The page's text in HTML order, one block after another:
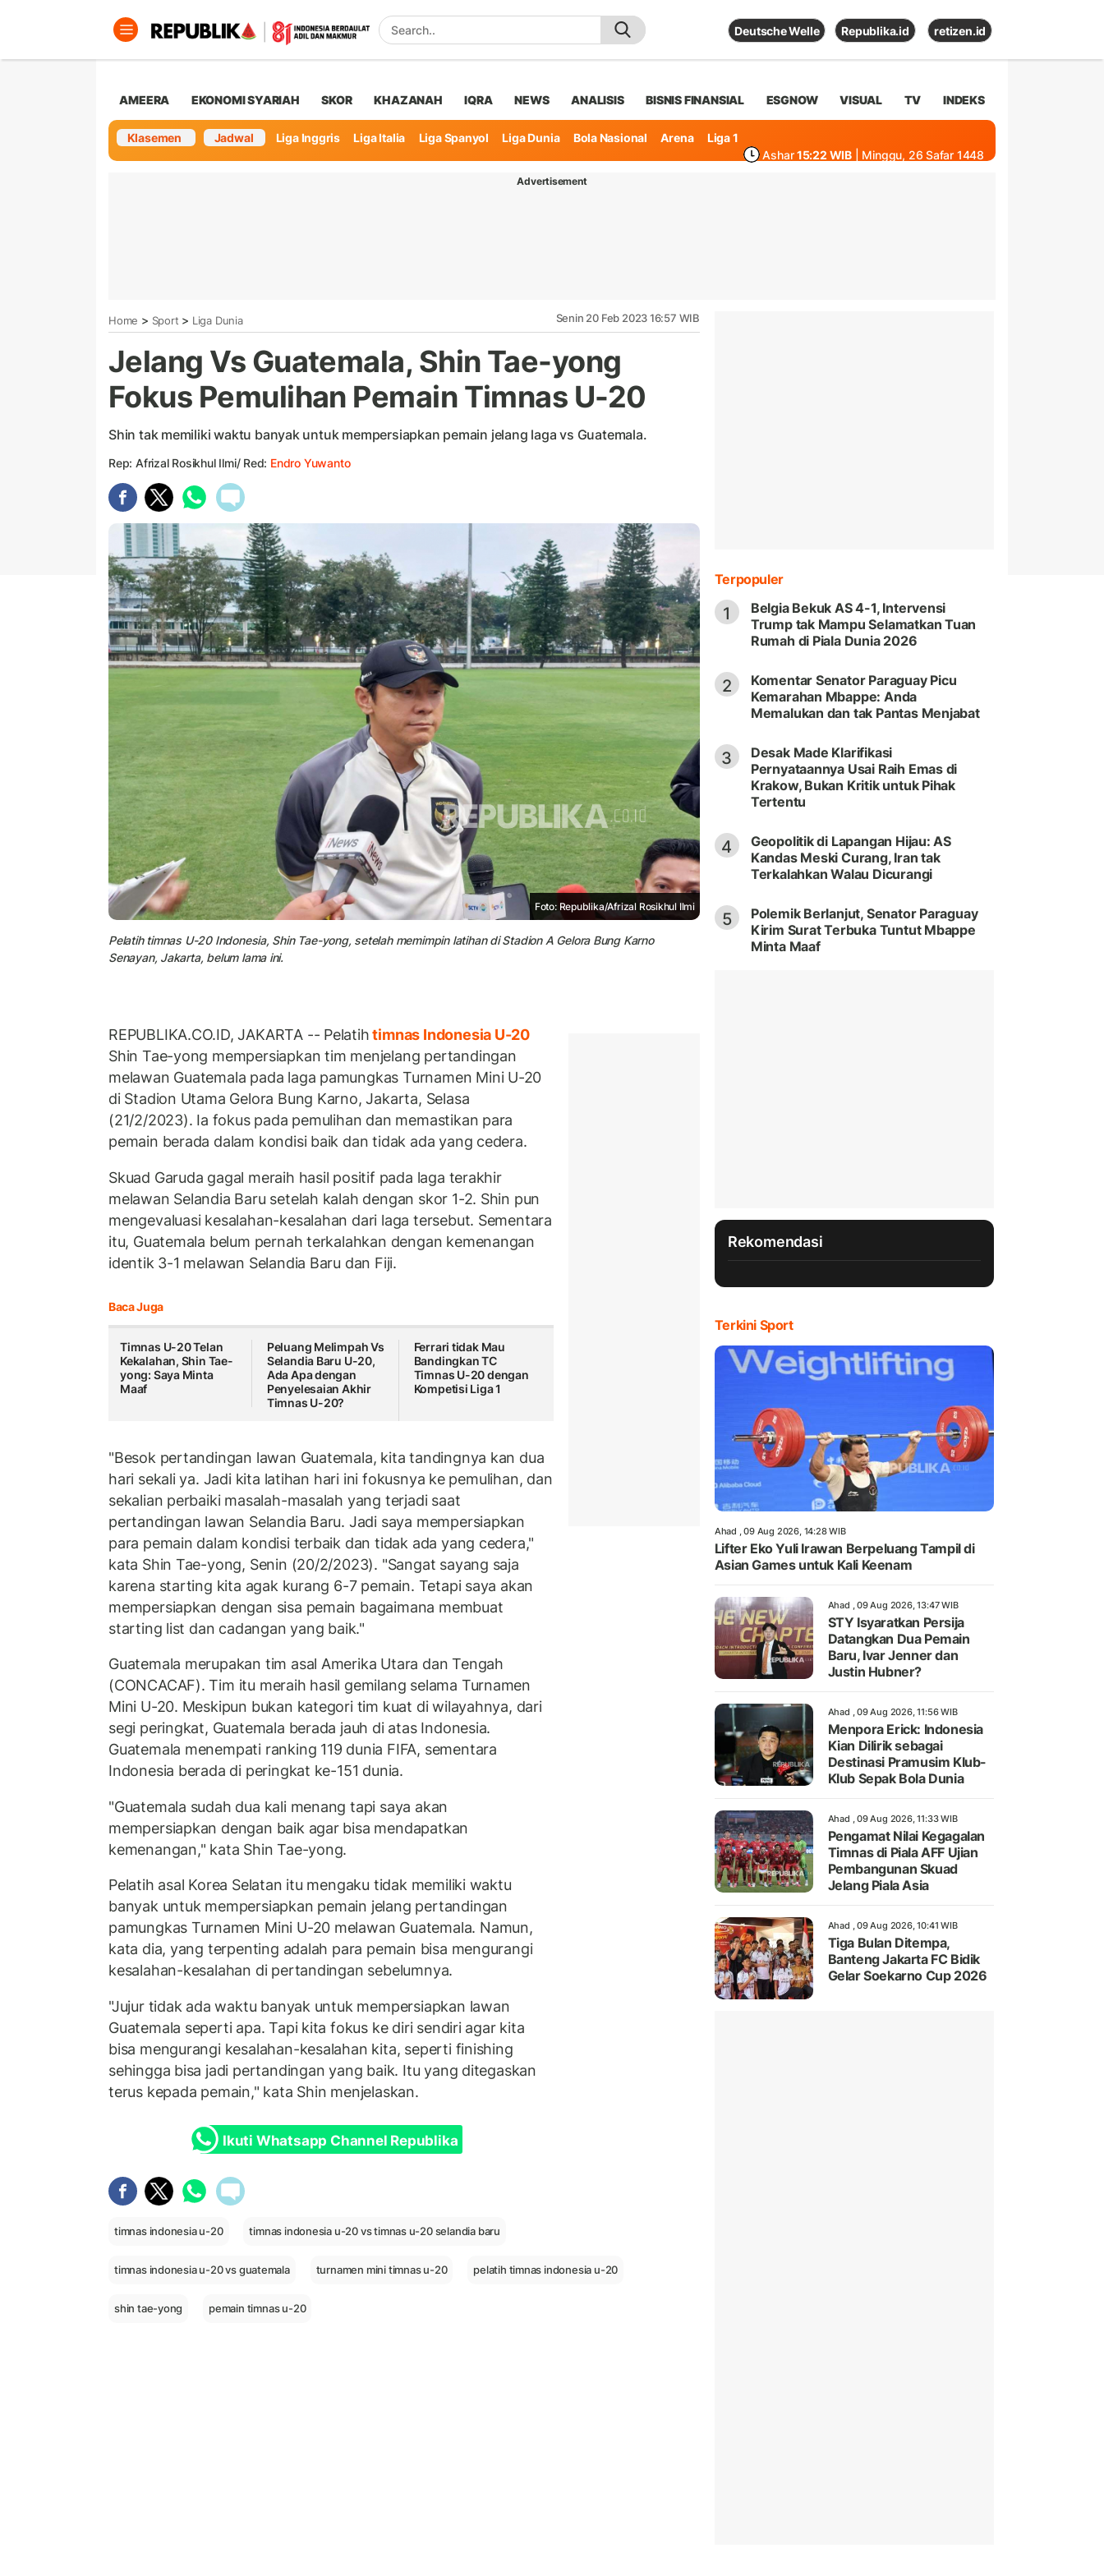
Deutsche Welle Republika.id retizen.id
AMEERA EKONOMI SYARIAH SKOR KHAZANAH IQRA NEWS ANALISIS BISNIS FINANSIAL ESGNOW VISUAL TV INDEKS
Klasemen Jadwal Liga Inggris Liga Italia Liga Spanyol Liga Dunia Bola Nasional Arena
Liga 1
Ashar 15:22 WIB | Minggu, 26 Safar 1448
Advertisement
Home > Sport > Liga Dunia Senin 20 Feb 2023 16:57 WIB
Jelang Vs Guatemala, Shin Tae-yong
Fokus Pemulihan Pemain Timnas U-20
Shin tak memiliki waktu banyak untuk mempersiapkan pemain jelang laga vs Guatemala.
Rep: Afrizal Rosikhul Ilmi/ Red: Endro Yuwanto
Foto: Republika/Afrizal Rosikhul Ilmi
Pelatih timnas U-20 Indonesia, Shin Tae-yong, setelah memimpin latihan di Stadion A Gelora Bung Karno
Senayan, Jakarta, belum lama ini.
REPUBLIKA.CO.ID, JAKARTA -- Pelatihtimnas Indonesia U-20
Shin Tae-yong mempersiapkan tim menjelang pertandingan
melawan Guatemala pada laga pamungkas Turnamen Mini U-20
di Stadion Utama Gelora Bung Karno, Jakarta, Selasa
(21/2/2023). Ia fokus pada pemulihan dan memastikan para
pemain berada dalam kondisi baik dan tidak ada yang cedera.
Skuad Garuda gagal meraih hasil positif pada laga terakhir
melawan Selandia Baru setelah kalah dengan skor 1-2. Shin pun
mengevaluasi kesalahan-kesalahan dari laga tersebut. Sementara
itu, Guatemala belum pernah terkalahkan dengan kemenangan
identik 3-1 melawan Selandia Baru dan Fiji.
Baca Juga
Timnas U-20 Telan
Kekalahan, Shin Tae-
yong: Saya Minta
Maaf
Peluang Melimpah Vs
Selandia Baru U-20,
Ada Apa dengan
Penyelesaian Akhir
Timnas U-20?
Ferrari tidak Mau
Bandingkan TC
Timnas U-20 dengan
Kompetisi Liga 1
"Besok pertandingan lawan Guatemala, kita tandingnya kan dua
hari sekali ya. Jadi kita latihan hari ini fokusnya ke pemulihan, dan
sekalian perbaiki masalah-masalah yang terjadi saat
pertandingan lawan Selandia Baru. Jadi saya mempersiapkan
para pemain dalam kondisi terbaik dan tidak ada yang cedera,"
kata Shin Tae-yong, Senin (20/2/2023). "Sangat sayang saja
karena starting kita agak kurang 6-7 pemain. Tetapi saya akan
mempersiapkan dengan sisa pemain bagaimana membuat
starting list dan cadangan yang baik."
Guatemala merupakan tim asal Amerika Utara dan Tengah
(CONCACAF). Tim itu meraih hasil gemilang selama Turnamen
Mini U-20. Meskipun bukan kategori tim kuat di wilayahnya, dari
segi peringkat, Guatemala berada jauh di atas Indonesia.
Guatemala menempati ranking 119 dunia FIFA, sementara
Indonesia berada di peringkat ke-151 dunia.
"Guatemala sudah dua kali menang tapi saya akan
mempersiapkan dengan baik agar bisa mendapatkan
kemenangan," kata Shin Tae-yong.
Pelatih asal Korea Selatan itu mengaku tidak memiliki waktu
banyak untuk mempersiapkan pemain jelang pertandingan
pamungkas Turnamen Mini U-20 melawan Guatemala. Namun,
kata dia, yang terpenting adalah para pemain bisa mengurangi
kesalahan-kesalahan di pertandingan sebelumnya.
"Jujur tidak ada waktu banyak untuk mempersiapkan lawan
Guatemala seperti apa. Tapi kita fokus ke diri sendiri agar kita
bisa mengurangi kesalahan-kesalahan kita, seperti finishing
sehingga bisa jadi pertandingan yang baik. Itu yang ditegaskan
terus kepada pemain," kata Shin menjelaskan.
Ikuti Whatsapp Channel Republika
timnas indonesia u-20 timnas indonesia u-20 vs timnas u-20 selandia baru
timnas indonesia u-20 vs guatemala turnamen mini timnas u-20 pelatih timnas indonesia u-20
shin tae-yong pemain timnas u-20
Terpopuler
1
Belgia Bekuk AS 4-1, Intervensi
Trump tak Mampu Selamatkan Tuan
Rumah di Piala Dunia 2026
2
Komentar Senator Paraguay Picu
Kemarahan Mbappe: Anda
Memalukan dan tak Pantas Menjabat
3
Desak Made Klarifikasi
Pernyataannya Usai Raih Emas di
Krakow, Bukan Kritik untuk Pihak
Tertentu
4
Geopolitik di Lapangan Hijau: AS
Kandas Meski Curang, Iran tak
Terkalahkan Walau Dicurangi
5
Polemik Berlanjut, Senator Paraguay
Kirim Surat Terbuka Tuntut Mbappe
Minta Maaf
Rekomendasi
Terkini Sport
Ahad , 09 Aug 2026, 14:28 WIB
Lifter Eko Yuli Irawan Berpeluang Tampil di
Asian Games untuk Kali Keenam
Ahad , 09 Aug 2026, 13:47 WIB
STY Isyaratkan Persija
Datangkan Dua Pemain
Baru, Ivar Jenner dan
Justin Hubner?
Ahad , 09 Aug 2026, 11:56 WIB
Menpora Erick: Indonesia
Kian Dilirik sebagai
Destinasi Pramusim Klub-
Klub Sepak Bola Dunia
Ahad , 09 Aug 2026, 11:33 WIB
Pengamat Nilai Kegagalan
Timnas di Piala AFF Ujian
Pembangunan Skuad
Jelang Piala Asia
Ahad , 09 Aug 2026, 10:41 WIB
Tiga Bulan Ditempa,
Banteng Jakarta FC Bidik
Gelar Soekarno Cup 2026